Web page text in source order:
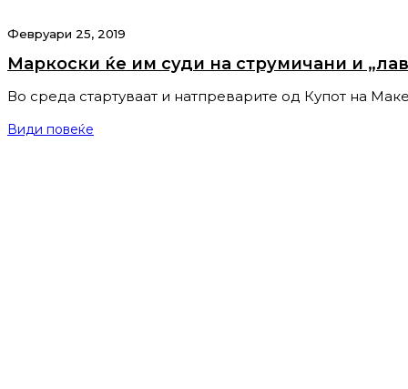
Февруари 25, 2019
Маркоски ќе им суди на струмичани и
Во среда стартуваат и натпреварите од Купот на
Види повеќе